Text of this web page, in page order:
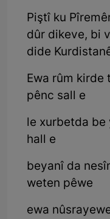
Piştî ku
dûr dikeve, bi
dide
Ewa rûm
pênc sall e
le xurbetda
hall e
beyanî da
weten pêwe
ewa